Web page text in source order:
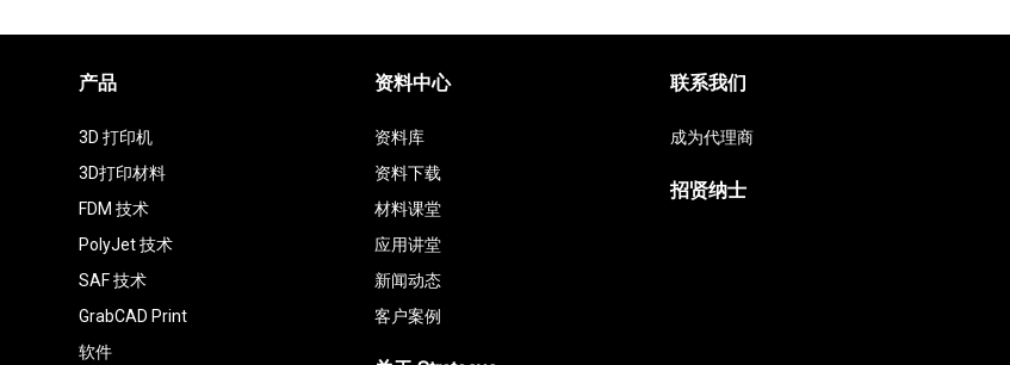
产品
3D 打印机
3D打印材料
FDM 技术
PolyJet 技术
SAF 技术
GrabCAD Print
软件
资料中心
资料库
资料下载
材料课堂
应用讲堂
新闻动态
客户案例
联系我们
成为代理商
招贤纳士